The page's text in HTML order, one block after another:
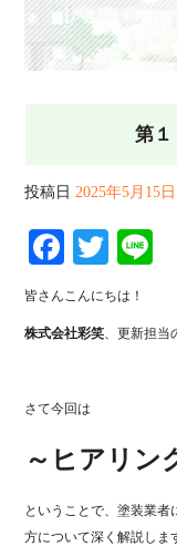
第１
投稿日 2025年5月15日
皆さんこんにちは！
株式会社彩笑 、更新担当
さて今回は
～ヒアリン
ということで、塗装業者
方について深 く解説 し ま